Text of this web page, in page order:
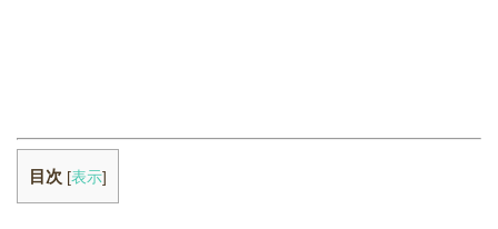
目次 [表示]